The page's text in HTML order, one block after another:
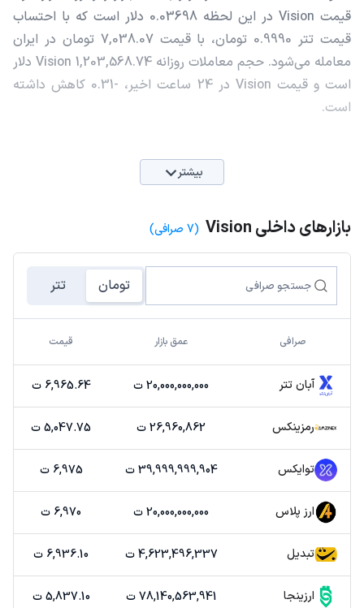
قیمت Vision در این لحظه 0.03698 دلار است که با احتساب
قیمت تتر 0.9990 تومان، با قیمت 7,038.07 تومان در ایران
معامله می‌شود. حجم معاملات روزانه Vision 1,203,568.74 دلار
است و قیمت Vision در 24 ساعت اخیر، -0.31 کاهش داشته
است.
بیشتر
بازارهای داخلی Vision (7 صرافی)
تومان تتر
صرافی عمق بازار قیمت
آبان تتر 20,000,000,000 ت 6,965.64 ت
رمزینکس 26,960,862 ت 5,047.75 ت
توایکس 39,999,999,904 ت 6,975 ت
ارز پلاس 20,000,000,000 ت 6,970 ت
تبدیل 4,623,496,337 ت 6,936.10 ت
ارزینجا 78,140,563,941 ت 5,837.10 ت